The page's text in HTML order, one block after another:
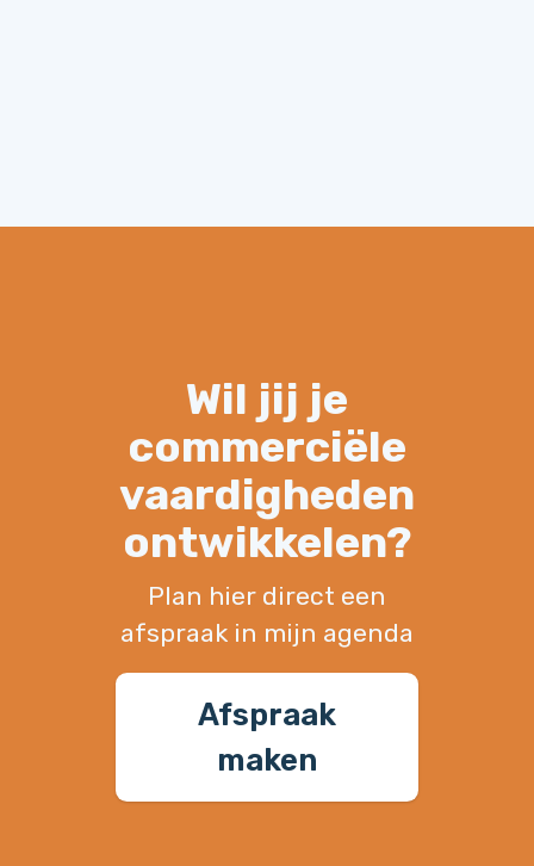
Wil jij je
commerciële
vaardigheden
ontwikkelen?
Plan hier direct een
afspraak in mijn agenda
Afspraak
maken